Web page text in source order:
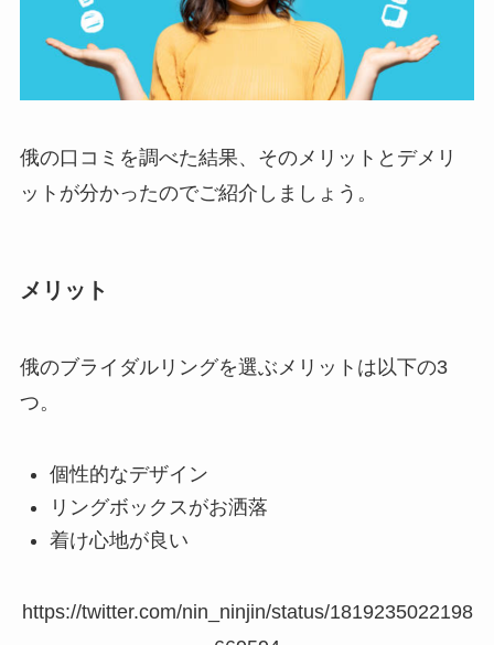
俄の口コミを調べた結果、そのメリットとデメリ
ットが分かったのでご紹介しましょう。
メリット
俄のブライダルリングを選ぶメリットは以下の3
つ。
個性的なデザイン
リングボックスがお洒落
着け心地が良い
https://twitter.com/nin_ninjin/status/1819235022198